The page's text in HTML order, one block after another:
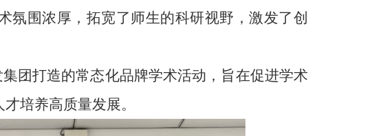
氛围浓厚，拓宽了师生的科研视野，激发了创
团打造的常态化品牌学术活动，旨在促进学术
培养高质量发展。